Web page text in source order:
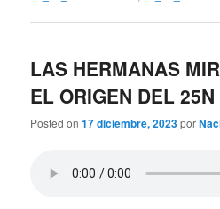
LAS HERMANAS
EL ORIGEN DEL 25N
Posted on17 diciembre, 2023por